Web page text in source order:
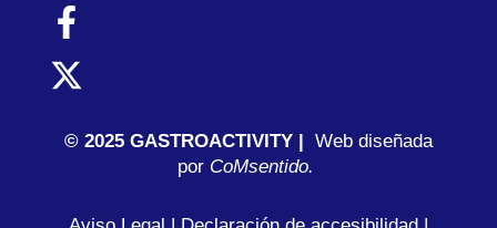
© 2025 GASTROACTIVITY | Web diseñada
porCoMsentido.